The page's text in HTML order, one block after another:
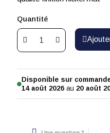
Quantité
Disponible sur
14 août 2026 au 20 août